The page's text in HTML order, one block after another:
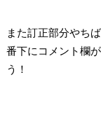
また訂正部分やち
番下にコメント欄
う！